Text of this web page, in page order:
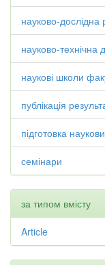
науково-дослідна
науково-технічна
наукові школи
публікація
підготовка
семінари
за типом вмісту
Article